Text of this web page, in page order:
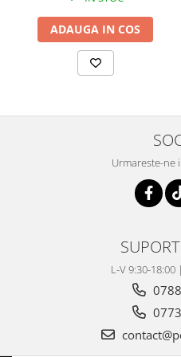
Pompe Apa
Radiatoare
pentru roțile din față și
sunt comune pentru vehiculele
stabilitate crescută și o
ADAUGA IN COS
Urmareste-ne
L-V 9:30-18:00